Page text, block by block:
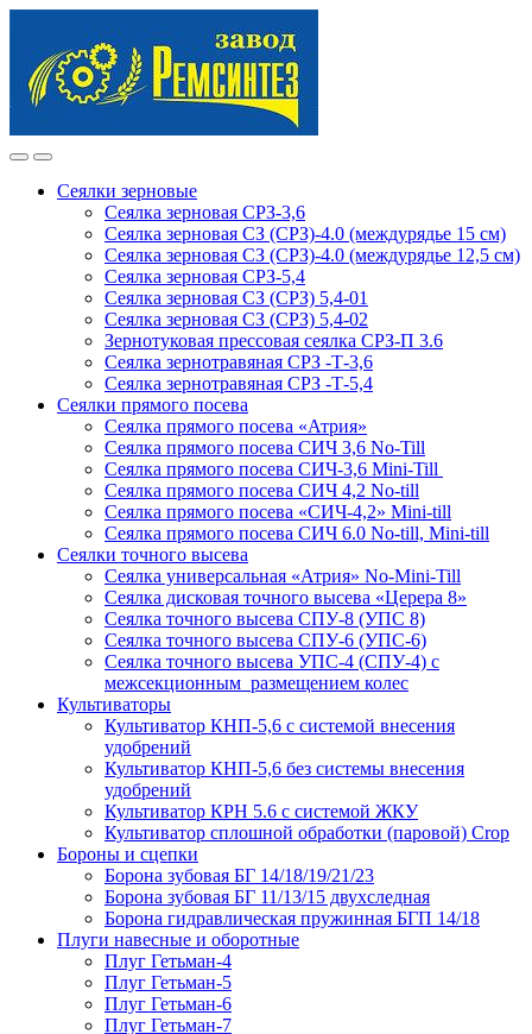
navigation
content
Сеялки зерновые
Сеялка зерновая СРЗ-3,6
Сеялка зерновая СЗ (СРЗ)-4.0 (междурядье 15 см)
Сеялка зерновая СЗ (СРЗ)-4.0 (междурядье 12,5 см)
Сеялка зерновая СРЗ-5,4
Сеялка зерновая СЗ (СРЗ) 5,4-01
Сеялка зерновая СЗ (СРЗ) 5,4-02
Зернотуковая прессовая сеялка СРЗ-П 3.6
Сеялка зернотравяная СРЗ -Т-3,6
Сеялка зернотравяная СРЗ -Т-5,4
Сеялки прямого посева
Сеялка прямого посева «Атрия»
Сеялка прямого посева СИЧ 3,6 No-Till
Сеялка прямого посева СИЧ-3,6 Mini-Till
Сеялка прямого посева СИЧ 4,2 No-till
Сеялка прямого посева «СИЧ-4,2» Mini-till
Сеялка прямого посева СИЧ 6.0 No-till, Mini-till
Сеялки точного высева
Сеялка универсальная «Атрия» No-Mini-Till
Сеялка дисковая точного высева «Церера 8»
Сеялка точного высева СПУ-8 (УПС 8)
Сеялка точного высева СПУ-6 (УПС-6)
Сеялка точного высева УПС-4 (СПУ-4) с
межсекционным размещением колес
Культиваторы
Культиватор КНП-5,6 с системой внесения
удобрений
Культиватор КНП-5,6 без системы внесения
удобрений
Культиватор КРН 5.6 с системой ЖКУ
Культиватор сплошной обработки (паровой) Crop
Бороны и сцепки
Борона зубовая БГ 14/18/19/21/23
Борона зубовая БГ 11/13/15 двухследная
Борона гидравлическая пружинная БГП 14/18
Плуги навесные и оборотные
Плуг Гетьман-4
Плуг Гетьман-5
Плуг Гетьман-6
Плуг Гетьман-7